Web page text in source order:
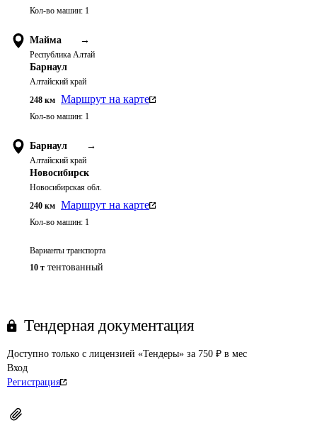
Кол-во машин: 1
Майма →
Республика Алтай
Барнаул
Алтайский край
248 км Маршрут на карте
Кол-во машин: 1
Барнаул →
Алтайский край
Новосибирск
Новосибирская обл.
240 км Маршрут на карте
Кол-во машин: 1
Варианты транспорта
10 т тентованный
Тендерная документация
Доступно только с лицензией «Тендеры» за 750 ₽ в мес
Вход
Регистрация